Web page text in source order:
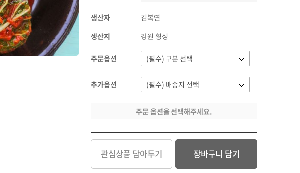
생산자
김복연
생산지
강원 횡성
주문옵션
추가옵션
주문 옵션을 선택해주세요.
관심상품 담아두기 장바구니 담기